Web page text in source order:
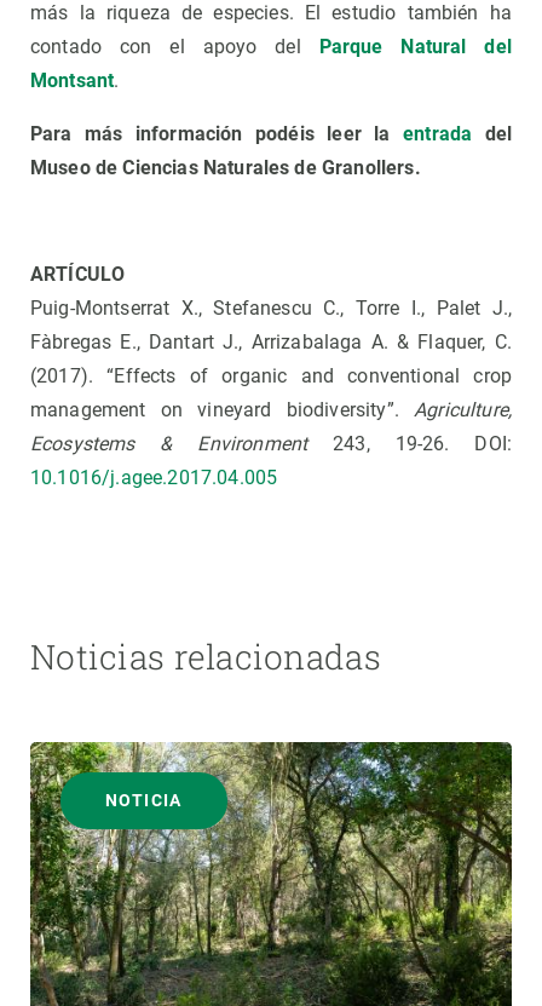
más la riqueza de especies. El estudio también ha
contado con el apoyo del Parque Natural del
Montsant.
Para más información podéis leer laentrada del
Museo de Ciencias Naturales de Granollers.
ARTÍCULO
Puig-Montserrat X., Stefanescu C., Torre I., Palet J.,
Fàbregas E., Dantart J., Arrizabalaga A. & Flaquer, C.
(2017). “Effects of organic and conventional crop
management on vineyard biodiversity”.Agriculture,
Ecosystems & Environment 243, 19-26. DOI:
10.1016/j.agee.2017.04.005
Noticias relacionadas
NOTICIA